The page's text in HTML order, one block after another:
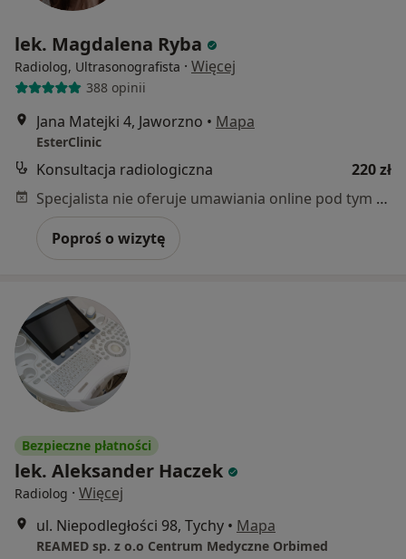
lek. Magdalena Ryba
Radiolog, Ultrasonografista · Więcej
388 opinii
Jana Matejki 4, Jaworzno • Mapa
EsterClinic
Konsultacja radiologiczna
220 zł
Specjalista nie oferuje umawiania online pod tym adresem.
Poproś o wizytę
Bezpieczne płatności
lek. Aleksander Haczek
Radiolog · Więcej
ul. Niepodległości 98, Tychy • Mapa
REAMED sp. z o.o Centrum Medyczne Orbimed